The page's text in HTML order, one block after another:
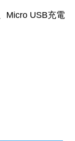
Micro USB充電